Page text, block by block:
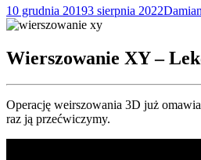
10 grudnia 20193 sierpnia 2022Damian
Wierszowanie XY –
Operację weirszowania 3D już
raz ją przećwiczymy.